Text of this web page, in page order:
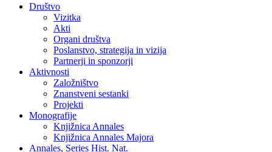
Društvo
Vizitka
Akti
Organi društva
Poslanstvo, strategija in vizija
Partnerji in sponzorji
Aktivnosti
Založništvo
Znanstveni sestanki
Projekti
Monografije
Knjižnica Annales
Knjižnica Annales Majora
Annales, Series Hist. Nat.